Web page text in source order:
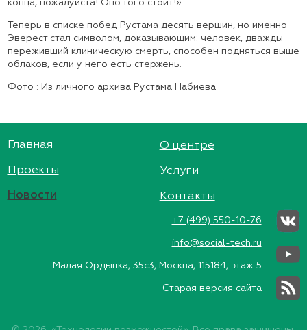
конца, пожалуйста! Оно того стоит!».
Теперь в списке побед Рустама десять вершин, но именно
Эверест стал символом, доказывающим: человек, дважды
переживший клиническую смерть, способен подняться выше
облаков, если у него есть стержень.
Фото : Из личного архива Рустама Набиева
Главная
Проекты
Новости
О центре
Услуги
Контакты
+7 (499) 550-10-76
info@social-tech.ru
Малая Ордынка, 35с3, Москва, 115184, этаж 5
Старая версия сайта